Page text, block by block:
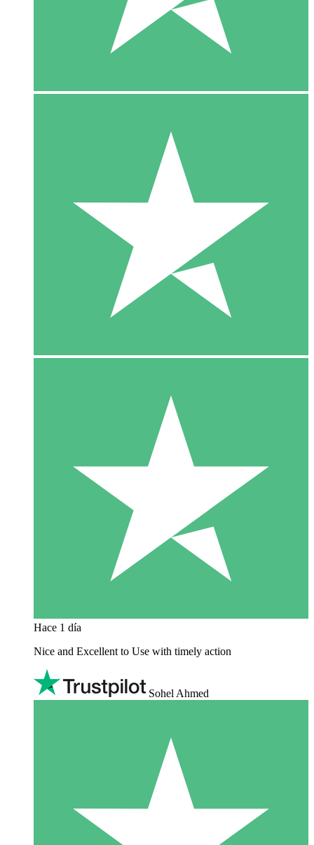
Hace 1 día
Nice and Excellent to Use with timely action
Sohel Ahmed